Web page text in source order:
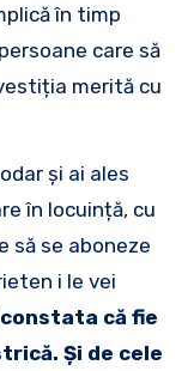
în timp
care să
merită cu
și ai ales
în locuință, cu
să se aboneze
i le vei
că fie
Și de cele